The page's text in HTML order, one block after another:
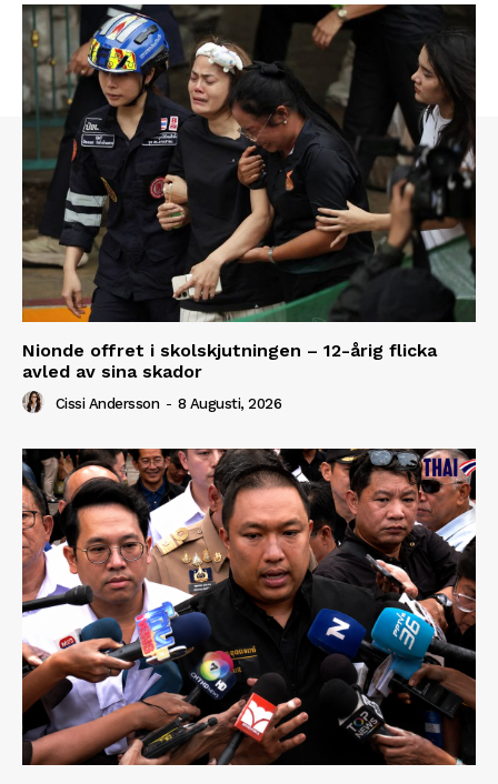
Nionde offret i skolskjutningen – 12-årig flicka
avled av sina skador
Cissi Andersson - 8 Augusti, 2026